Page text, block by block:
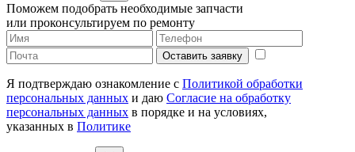
Поможем подобрать необходимые запчасти
или проконсультируем по ремонту
Оставить заявку
Я подтверждаю ознакомление с Политикой обработки
персональных данных и даю Согласие на обработку
персональных данных в порядке и на условиях,
указанных в Политике